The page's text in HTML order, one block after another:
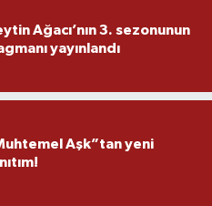
Ağacı’nın 3. sezonunun
yayınlandı
Aşk”tan yeni